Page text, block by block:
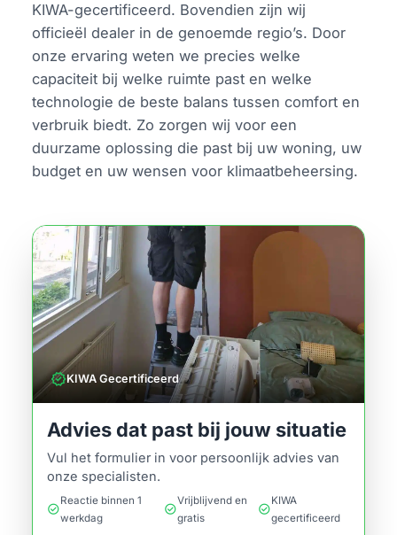
KIWA-gecertificeerd. Bovendien zijn wij
officieël dealer in de genoemde regio’s. Door
onze ervaring weten we precies welke
capaciteit bij welke ruimte past en welke
technologie de beste balans tussen comfort en
verbruik biedt. Zo zorgen wij voor een
duurzame oplossing die past bij uw woning, uw
budget en uw wensen voor klimaatbeheersing.
verifiedKIWA Gecertificeerd
Advies dat past bij jouw situatie
Vul het formulier in voor persoonlijk advies van
onze specialisten.
check_circle
Reactie binnen 1
werkdag
check_circle
Vrijblijvend en
gratis
check_circle
KIWA
gecertificeerd